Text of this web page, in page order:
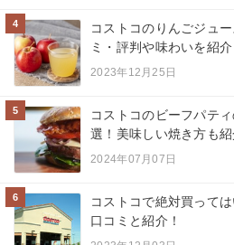
4
コストコのりんごジュ
ミ・評判や味わいを紹介
2023年12月25日
5
コストコのビーフパテ
選！美味しい焼き方も紹
2024年07月07日
6
コストコで絶対買って
口コミと紹介！